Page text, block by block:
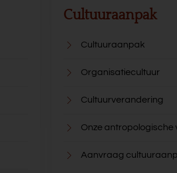
Cultuuraanpak
Cultuuraanpak
Organisatiecultuur
Cultuurverandering
Onze
Aanvraag